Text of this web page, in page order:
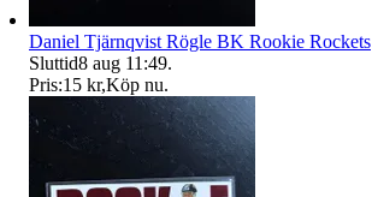
Daniel Tjärnqvist Rögle BK Rookie Rockets
Sluttid8 aug 11:49.
Pris:15 kr,Köp nu.